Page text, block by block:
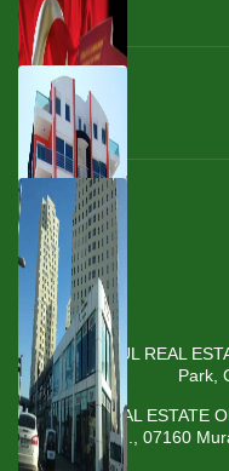
ISTANBUL REAL
Park,
ANTALYA REAL ESTATE
Fener Mah., 07160